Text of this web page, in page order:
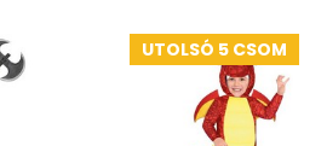
UTOLSÓ 5 CSOM